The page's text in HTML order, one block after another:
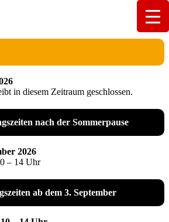
in diesem Zeitraum geschlossen.
nach der Sommerpause
2026
– 14 Uhr
ab dem 3. September